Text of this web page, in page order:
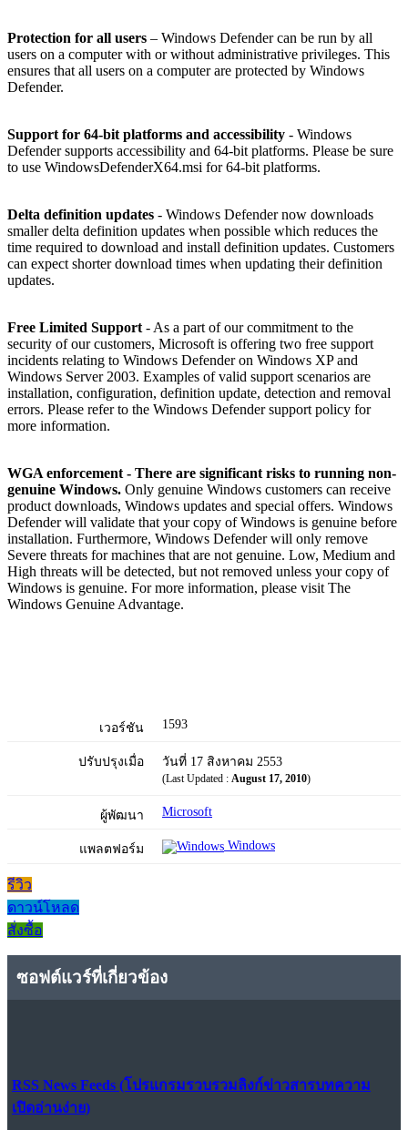
Protection for all users – Windows Defender can be run by all
users on a computer with or without administrative privileges. This
ensures that all users on a computer are protected by Windows
Defender.
Support for 64-bit platforms and accessibility - Windows
Defender supports accessibility and 64-bit platforms. Please be sure
to use WindowsDefenderX64.msi for 64-bit platforms.
Delta definition updates - Windows Defender now downloads
smaller delta definition updates when possible which reduces the
time required to download and install definition updates. Customers
can expect shorter download times when updating their definition
updates.
Free Limited Support- As a part of our commitment to the
security of our customers, Microsoft is offering two free support
incidents relating to Windows Defender on Windows XP and
Windows Server 2003. Examples of valid support scenarios are
installation, configuration, definition update, detection and removal
errors. Please refer to the Windows Defender support policy for
more information.
WGA enforcement - There are significant risks to running non-
genuine Windows. Only genuine Windows customers can receive
product downloads, Windows updates and special offers. Windows
Defender will validate that your copy of Windows is genuine before
installation. Furthermore, Windows Defender will only remove
Severe threats for machines that are not genuine. Low, Medium and
High threats will be detected, but not removed unless your copy of
Windows is genuine. For more information, please visit The
Windows Genuine Advantage.
เวอร์ชัน 1593
ปรับปรุงเมื่อ วันที่ 17 สิงหาคม 2553
(Last Updated : August 17, 2010)
ผู้พัฒนา Microsoft
แพลตฟอร์ม Windows
รีวิว
ดาวน์โหลด
สั่งซื้อ
ซอฟต์แวร์ที่เกี่ยวข้อง
RSS News Feeds (โปรแกรมรวบรวมลิงก์ข่าวสารบทความ
เปิดอ่านง่าย)